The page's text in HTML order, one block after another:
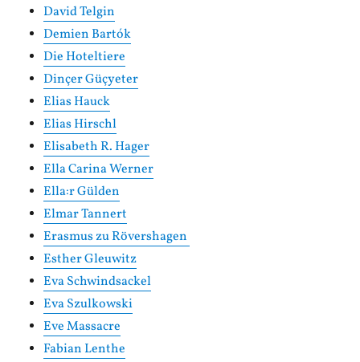
David Telgin
Demien Bartók
Die Hoteltiere
Dinçer Güçyeter
Elias Hauck
Elias Hirschl
Elisabeth R. Hager
Ella Carina Werner
Ella:r Gülden
Elmar Tannert
Erasmus zu Rövershagen
Esther Gleuwitz
Eva Schwindsackel
Eva Szulkowski
Eve Massacre
Fabian Lenthe